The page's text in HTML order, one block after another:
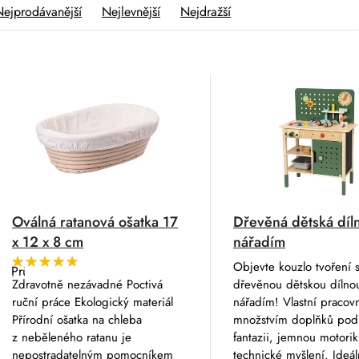
Nejlevnější Nejdražší
Oválná ratanová ošatka 17
x 12 x 8 cm
Průměrné
hodnocení
produktu
je
5,0
z
5
hvězdiček.
Zdravotně nezávadné Poctivá
ruční práce Ekologický materiál
Přírodní ošatka na chleba
z neběleného ratanu je
nepostradatelným pomocníkem
Dřevěná dětská
nářadím
Objevte kouzlo tvoření s
dřevěnou dětskou
nářadím! Vlastní
množstvím doplňků
fantazii, jemnou
technické myšlení.